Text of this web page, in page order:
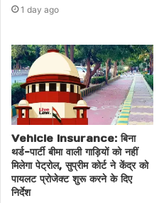
1 day ago
Vehicle Insurance: बिना
थर्ड-पार्टी बीमा वाली गाड़ियों को नहीं
मिलेगा पेट्रोल, सुप्रीम कोर्ट ने केंद्र को
पायलट प्रोजेक्ट शुरू करने के दिए
निर्देश